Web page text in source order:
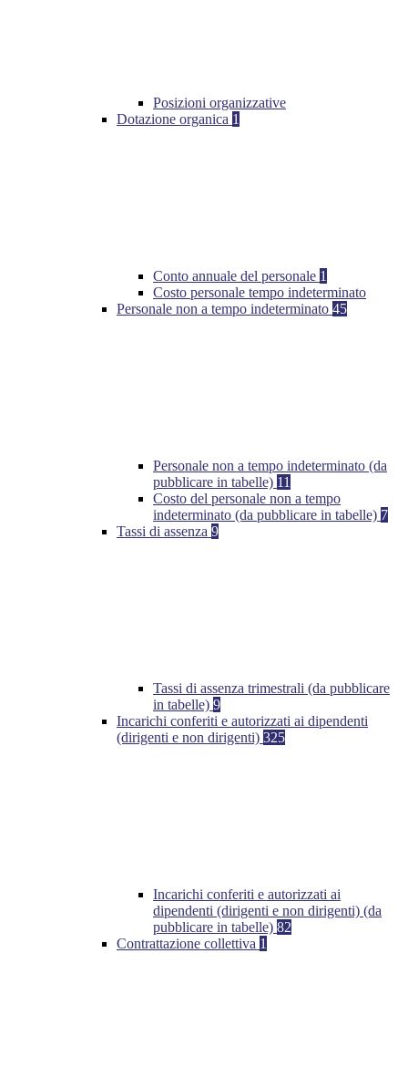
Posizioni organizzative
Dotazione organica 1
Conto annuale del personale 1
Costo personale tempo indeterminato
Personale non a tempo indeterminato 45
Personale non a tempo indeterminato (da
pubblicare in tabelle) 11
Costo del personale non a tempo
indeterminato (da pubblicare in tabelle) 7
Tassi di assenza 9
Tassi di assenza trimestrali (da pubblicare
in tabelle) 9
Incarichi conferiti e autorizzati ai dipendenti
(dirigenti e non dirigenti) 325
Incarichi conferiti e autorizzati ai
dipendenti (dirigenti e non dirigenti) (da
pubblicare in tabelle) 82
Contrattazione collettiva 1